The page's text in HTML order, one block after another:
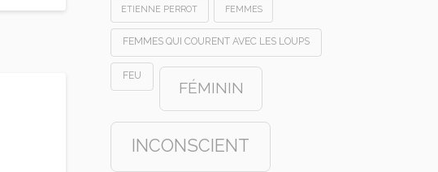
ETIENNE PERROT FEMMES
FEMMES QUI COURENT AVEC LES LOUPS
FEU
FÉMININ
INCONSCIENT